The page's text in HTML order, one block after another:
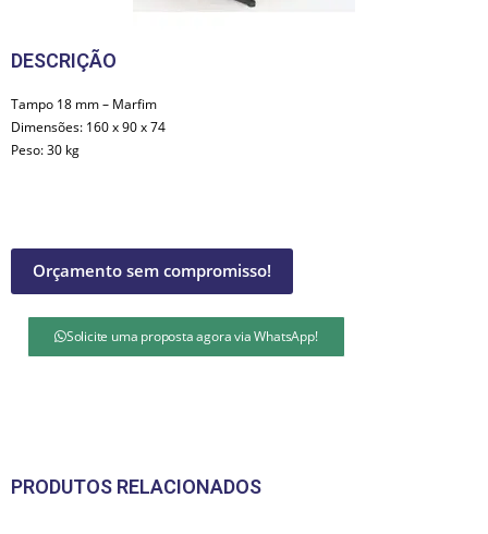
DESCRIÇÃO
Tampo 18 mm – Marfim
Dimensões: 160 x 90 x 74
Peso: 30 kg
Orçamento sem compromisso!
Solicite uma proposta agora via WhatsApp!
PRODUTOS RELACIONADOS